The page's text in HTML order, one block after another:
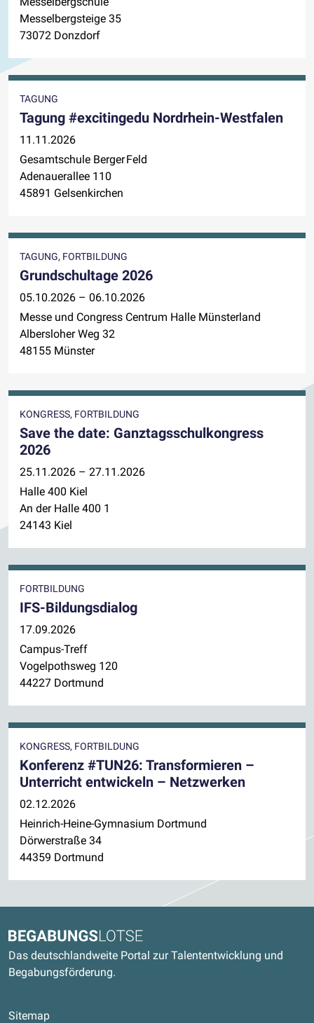
Messelbergsteige 35
73072 Donzdorf
TAGUNG
Tagung #excitingedu Nordrhein-Westfalen
11.11.2026
Gesamtschule Berger Feld
Adenauerallee 110
45891 Gelsenkirchen
TAGUNG, FORTBILDUNG
Grundschultage 2026
05.10.2026 – 06.10.2026
Messe und Congress Centrum Halle Münsterland
Albersloher Weg 32
48155 Münster
KONGRESS, FORTBILDUNG
Save the date: Ganztagsschulkongress
2026
25.11.2026 – 27.11.2026
Halle 400 Kiel
An der Halle 400 1
24143 Kiel
FORTBILDUNG
IFS-Bildungsdialog
17.09.2026
Campus-Treff
Vogelpothsweg 120
44227 Dortmund
KONGRESS, FORTBILDUNG
Konferenz #TUN26: Transformieren –
Unterricht entwickeln – Netzwerken
02.12.2026
Heinrich-Heine-Gymnasium Dortmund
Dörwerstraße 34
44359 Dortmund
Begabungslotse
Das deutschlandweite Portal zur Talententwicklung und
Begabungsförderung.
Sitemap